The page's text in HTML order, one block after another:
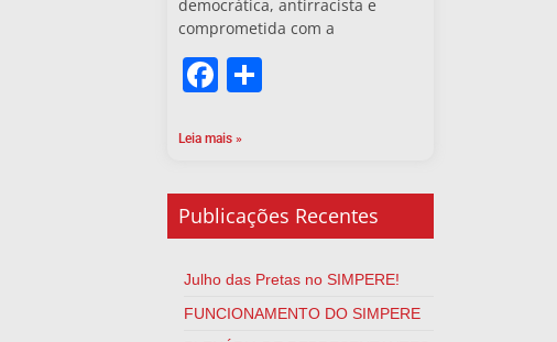
democrática, antirracista e
comprometida com a
Facebook
Leia mais »
Publicações Recentes
Julho das Pretas no SIMPERE!
FUNCIONAMENTO DO SIMPERE